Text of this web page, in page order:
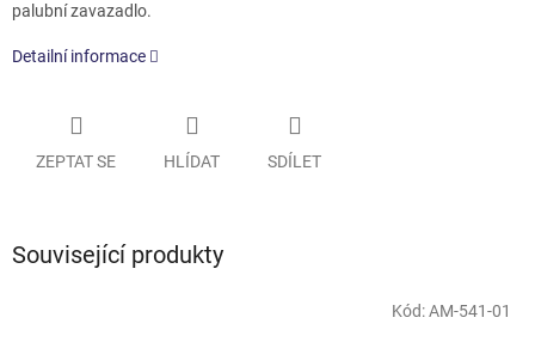
palubní zavazadlo.
Detailní informace
ZEPTAT SE HLÍDAT SDÍLET
Související produkty
Kód:AM-541-01